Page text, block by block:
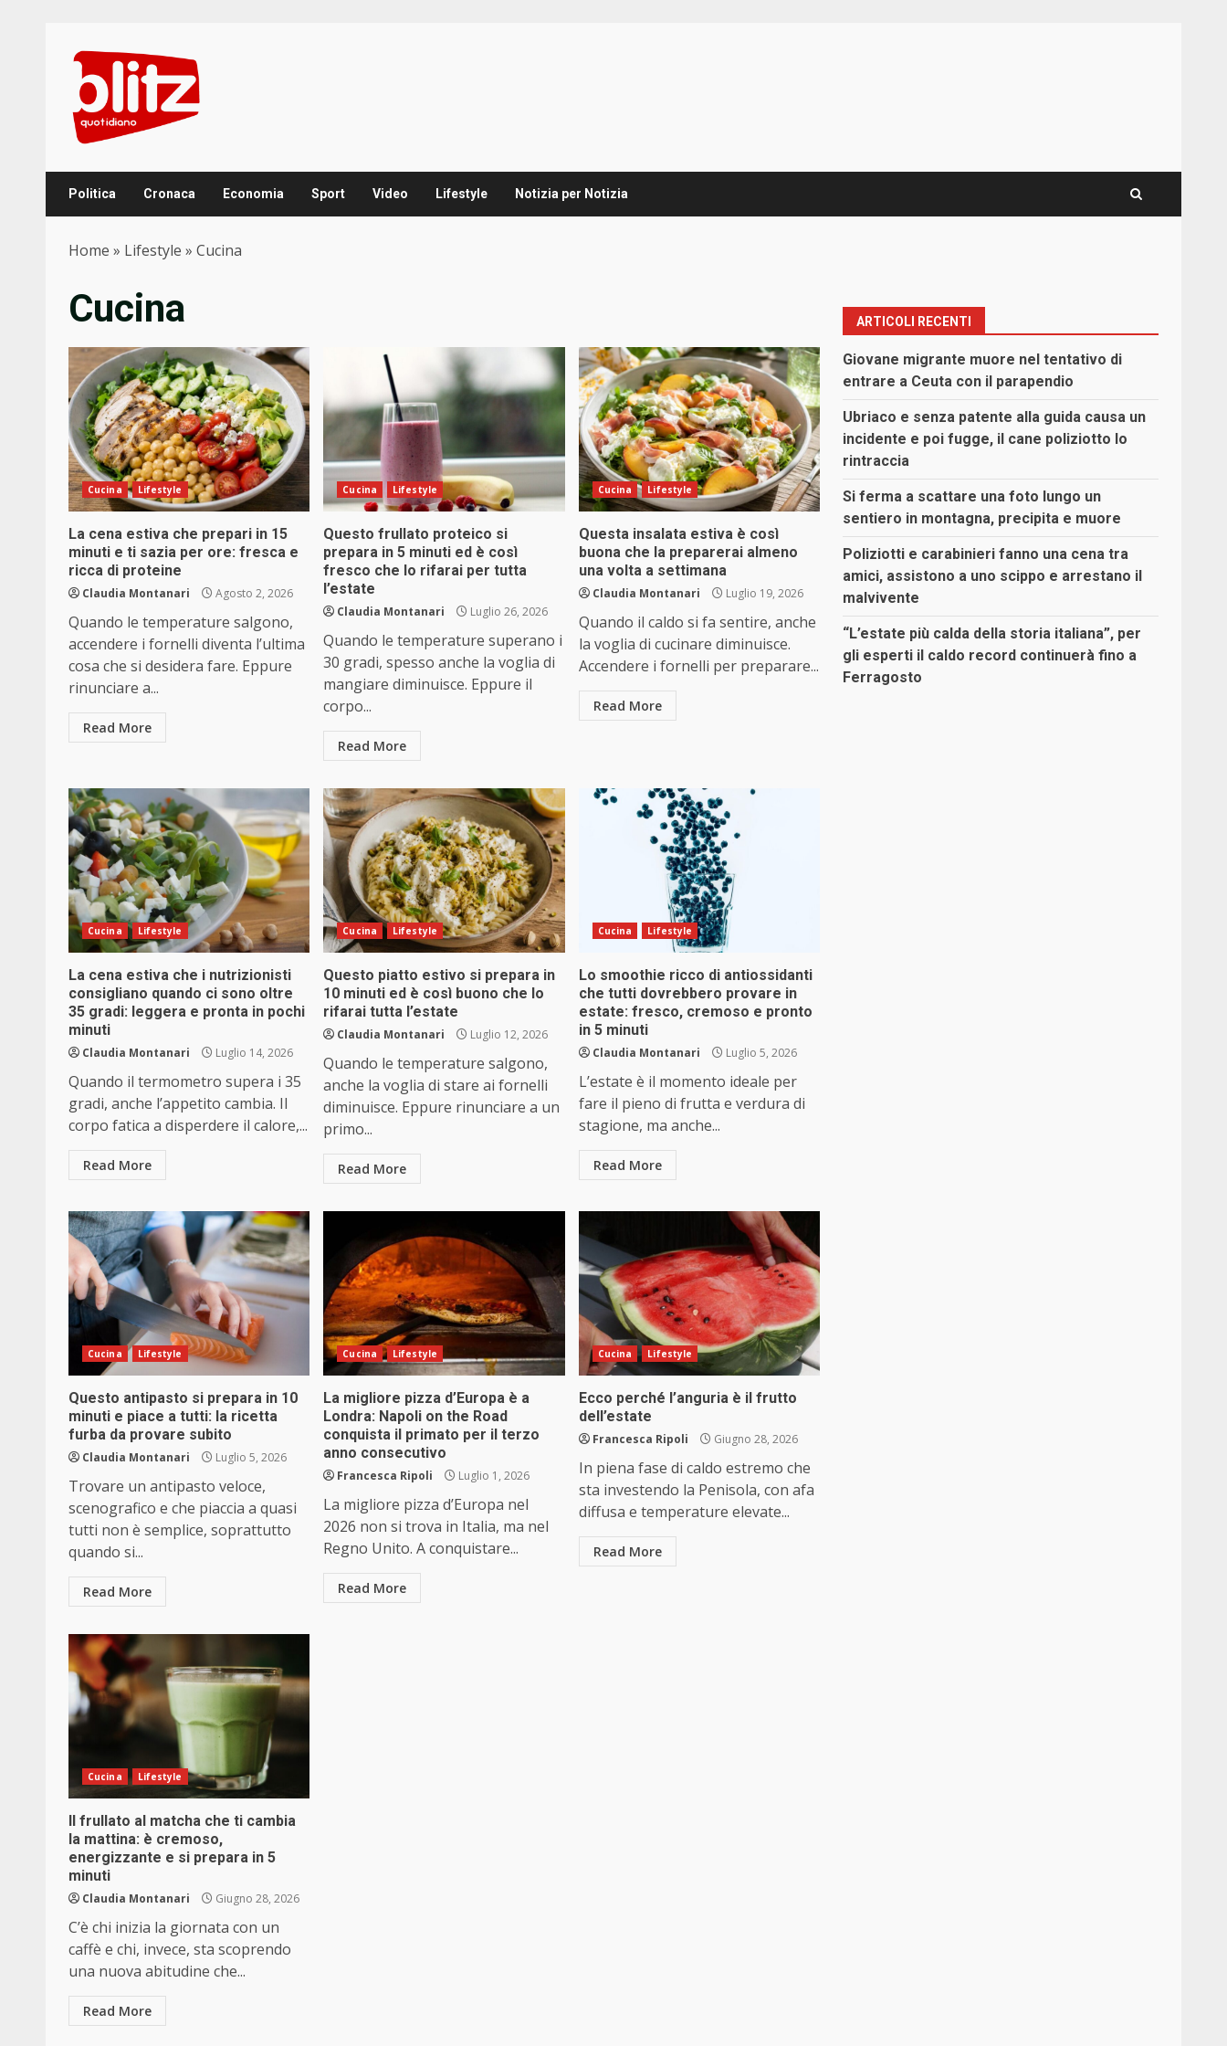
content
Politica Cronaca Economia Sport Video Lifestyle Notizia per Notizia
Home » Lifestyle » Cucina
Cucina
Cucina Lifestyle
La cena estiva che prepari in 15
minuti e ti sazia per ore: fresca e
ricca di proteine
Claudia Montanari Agosto 2, 2026
Quando le temperature salgono,
accendere i fornelli diventa l’ultima
cosa che si desidera fare. Eppure
rinunciare a...
Read More
Cucina Lifestyle
Questo frullato proteico si
prepara in 5 minuti ed è così
fresco che lo rifarai per tutta
l’estate
Claudia Montanari Luglio 26, 2026
Quando le temperature superano i
30 gradi, spesso anche la voglia di
mangiare diminuisce. Eppure il
corpo...
Read More
Cucina Lifestyle
Questa insalata estiva è così
buona che la preparerai almeno
una volta a settimana
Claudia Montanari Luglio 19, 2026
Quando il caldo si fa sentire, anche
la voglia di cucinare diminuisce.
Accendere i fornelli per preparare...
Read More
Cucina Lifestyle
La cena estiva che i nutrizionisti
consigliano quando ci sono oltre
35 gradi: leggera e pronta in pochi
minuti
Claudia Montanari Luglio 14, 2026
Quando il termometro supera i 35
gradi, anche l’appetito cambia. Il
corpo fatica a disperdere il calore,...
Read More
Cucina Lifestyle
Questo piatto estivo si prepara in
10 minuti ed è così buono che lo
rifarai tutta l’estate
Claudia Montanari Luglio 12, 2026
Quando le temperature salgono,
anche la voglia di stare ai fornelli
diminuisce. Eppure rinunciare a un
primo...
Read More
Cucina Lifestyle
Lo smoothie ricco di antiossidanti
che tutti dovrebbero provare in
estate: fresco, cremoso e pronto
in 5 minuti
Claudia Montanari Luglio 5, 2026
L’estate è il momento ideale per
fare il pieno di frutta e verdura di
stagione, ma anche...
Read More
Cucina Lifestyle
Questo antipasto si prepara in 10
minuti e piace a tutti: la ricetta
furba da provare subito
Claudia Montanari Luglio 5, 2026
Trovare un antipasto veloce,
scenografico e che piaccia a quasi
tutti non è semplice, soprattutto
quando si...
Read More
Cucina Lifestyle
La migliore pizza d’Europa è a
Londra: Napoli on the Road
conquista il primato per il terzo
anno consecutivo
Francesca Ripoli Luglio 1, 2026
La migliore pizza d’Europa nel
2026 non si trova in Italia, ma nel
Regno Unito. A conquistare...
Read More
Cucina Lifestyle
Ecco perché l’anguria è il frutto
dell’estate
Francesca Ripoli Giugno 28, 2026
In piena fase di caldo estremo che
sta investendo la Penisola, con afa
diffusa e temperature elevate...
Read More
Cucina Lifestyle
Il frullato al matcha che ti cambia
la mattina: è cremoso,
energizzante e si prepara in 5
minuti
Claudia Montanari Giugno 28, 2026
C’è chi inizia la giornata con un
caffè e chi, invece, sta scoprendo
una nuova abitudine che...
Read More
ARTICOLI RECENTI
Giovane migrante muore nel tentativo di
entrare a Ceuta con il parapendio
Ubriaco e senza patente alla guida causa un
incidente e poi fugge, il cane poliziotto lo
rintraccia
Si ferma a scattare una foto lungo un
sentiero in montagna, precipita e muore
Poliziotti e carabinieri fanno una cena tra
amici, assistono a uno scippo e arrestano il
malvivente
“L’estate più calda della storia italiana”, per
gli esperti il caldo record continuerà fino a
Ferragosto